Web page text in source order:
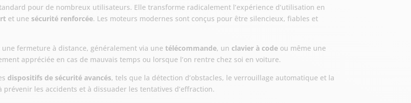
pour de nombreux utilisateurs. Elle transforme radicalement l’expérience d’utilisation en
et une sécurité renforcée. Les moteurs modernes sont conçus pour être silencieux, fiables et
fermeture à distance, généralement via une télécommande, un clavier à code ou même une
appréciée en cas de mauvais temps ou lorsque l’on rentre chez soi en voiture.
dispositifs de sécurité avancés, tels que la détection d’obstacles, le verrouillage automatique et la
les accidents et à dissuader les tentatives d’effraction.